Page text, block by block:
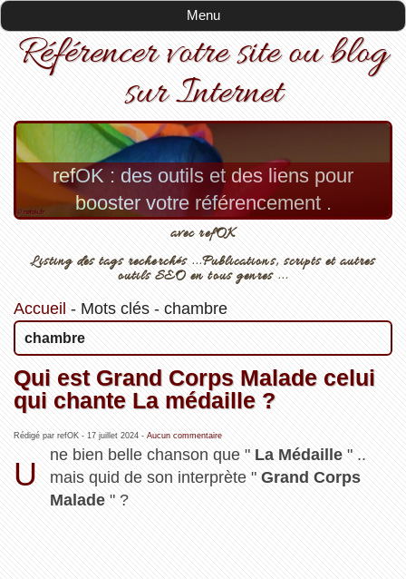
Menu
Référencer votre site ou blog
sur Internet
refOK : des outils et des liens pour
booster votre référencement .
avec refOK
Listing des tags recherchés ...Publications, scripts et autres
outils SEO en tous genres ...
Accueil - Mots clés- chambre
chambre
Qui est Grand Corps Malade celui
qui chante La médaille ?
Rédigé par refOK - 17 juillet 2024- Aucun commentaire
U
ne bien belle chanson que " La Médaille " ..
mais quid de son interprète "Grand Corps
Malade " ?